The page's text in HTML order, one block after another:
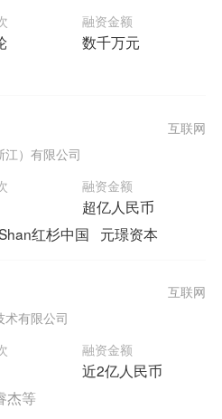
融资金额
数千万元
江）有限公司
融资金额
超亿人民币
互联网
红杉中国 元璟资本
术有限公司
融资金额
近2亿人民币
互联网
杰等